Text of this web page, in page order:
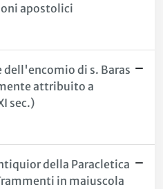
apostolici
dell'encomio di s. Baras
attribuito a
sec.)
della Paracletica
in maiuscola